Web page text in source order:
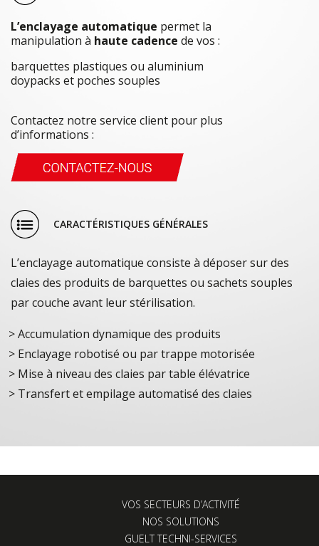
L’enclayage automatique permet la
manipulation à haute cadence de vos :
barquettes plastiques ou aluminium
doypacks et poches souples
Contactez notre service client pour plus
d’informations :
CARACTÉRISTIQUES GÉNÉRALES
L’enclayage automatique consiste à déposer sur des
claies des produits de barquettes ou sachets souples
par couche avant leur stérilisation.
Accumulation dynamique des produits
Enclayage robotisé ou par trappe motorisée
Mise à niveau des claies par table élévatrice
Transfert et empilage automatisé des claies
VOS SECTEURS D’ACTIVITÉ
NOS SOLUTIONS
GUELT TECHNI-SERVICES